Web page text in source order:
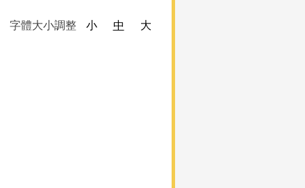
字體大小調整 小 中
大